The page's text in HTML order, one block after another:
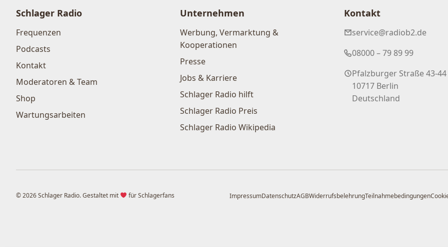
Schlager Radio
Frequenzen
Podcasts
Kontakt
Moderatoren & Team
Shop
Wartungsarbeiten
Unternehmen
Werbung, Vermarktung &
Kooperationen
Presse
Jobs & Karriere
Schlager Radio hilft
Schlager Radio Preis
Schlager Radio Wikipedia
Kontakt
service@radiob2.de
08000 – 79 89 99
Pfalzburger Straße 43-44
10717 Berlin
Deutschland
© 2026 Schlager Radio. Gestaltet mit für Schlagerfans ImpressumDatenschutzAGBWiderrufsbelehrungTeilnahmebedingungen